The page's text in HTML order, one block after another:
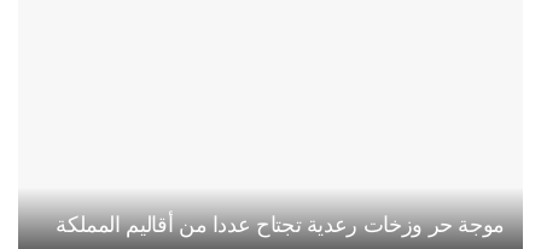
موجة حر وزخات رعدية تجتاح عددا من أقاليم المملكة